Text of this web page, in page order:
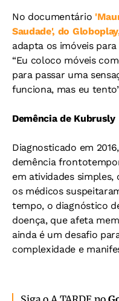
No documentário
Saudade', do
adapta os imóveis
“Eu coloco móveis
para passar uma
funciona, mas eu
Demência de Kubrusly
Diagnosticado em
demência
em atividades
os médicos
tempo, o diagnóstico
doença, que afeta
ainda é um desafio
complexidade e